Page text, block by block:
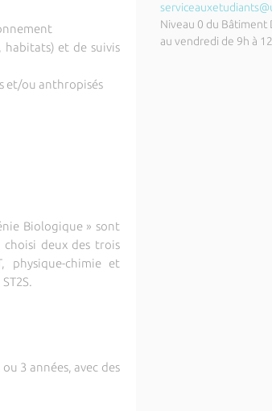
habitats) et de suivis
et/ou anthropisés
Biologique » sont
deux des trois
physique-chimie et
3 années, avec des
Niveau 0 du Bâtiment
au vendredi de 9h à